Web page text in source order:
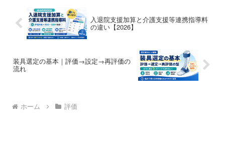
入退院支援加算と介護支援等連携指導料
の違い【2026】
装具選定の基本｜評価→設定→再評価の
流れ
ホーム 評価